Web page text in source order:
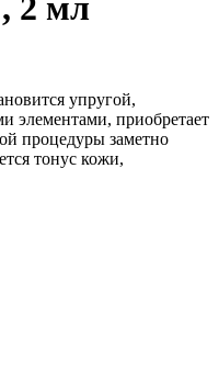
2 мл
упругой,
элементами, приобретает
процедуры заметно
тонус кожи,